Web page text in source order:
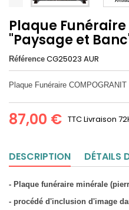
Plaque Funéraire
"Paysage et
Référence CG25023 AUR
Plaque Funéraire COMPOGRANIT
87,00 € TTCLivraison
DESCRIPTION DÉTAILS
- Plaque funéraire minérale
- procédé d'inclusion d'image